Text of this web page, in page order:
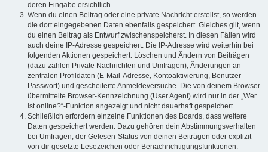
deren Eingabe ersichtlich.
Wenn du einen Beitrag oder eine private Nachricht erstellst, so werden
die dort eingegebenen Daten ebenfalls gespeichert. Gleiches gilt, wenn
du einen Beitrag als Entwurf zwischenspeicherst. In diesen Fällen wird
auch deine IP-Adresse gespeichert. Die IP-Adresse wird weiterhin bei
folgenden Aktionen gespeichert: Löschen und Ändern von Beiträgen
(dazu zählen Private Nachrichten und Umfragen), Änderungen an
zentralen Profildaten (E-Mail-Adresse, Kontoaktivierung, Benutzer-
Passwort) und gescheiterte Anmeldeversuche. Die von deinem Browser
übermittelte Browser-Kennzeichnung (User Agent) wird nur in der „Wer
ist online?“-Funktion angezeigt und nicht dauerhaft gespeichert.
Schließlich erfordern einzelne Funktionen des Boards, dass weitere
Daten gespeichert werden. Dazu gehören dein Abstimmungsverhalten
bei Umfragen, der Gelesen-Status von deinen Beiträgen oder explizit
von dir gesetzte Lesezeichen oder Benachrichtigungsfunktionen.